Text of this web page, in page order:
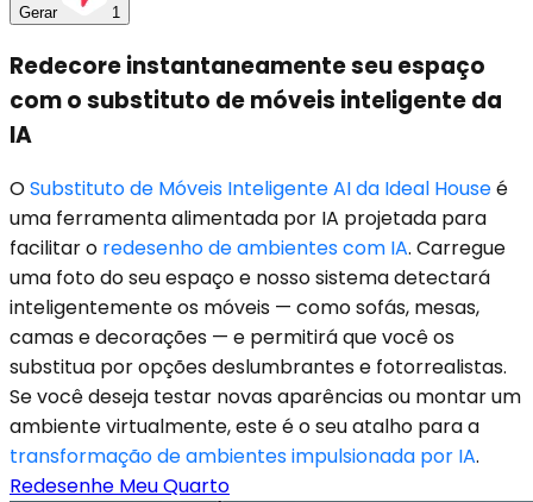
Gerar 1
Redecore instantaneamente seu espaço
com o substituto de móveis inteligente da
IA
OSubstituto de Móveis Inteligente AI da Ideal Houseé
uma ferramenta alimentada por IA projetada para
facilitar o redesenho de ambientes com IA. Carregue
uma foto do seu espaço e nosso sistema detectará
inteligentemente os móveis — como sofás, mesas,
camas e decorações — e permitirá que você os
substitua por opções deslumbrantes e fotorrealistas.
Se você deseja testar novas aparências ou montar um
ambiente virtualmente, este é o seu atalho para a
transformação de ambientes impulsionada por IA.
Redesenhe Meu Quarto